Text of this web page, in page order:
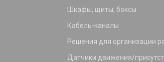
Шкафы, щиты, боксы
Кабель-каналы
Решения для организации
Датчики движения/